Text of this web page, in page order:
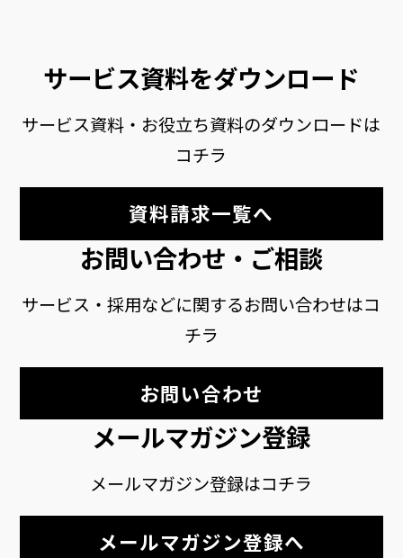
サービス資料をダウンロード
サービス資料・お役立ち資料のダウンロードは
コチラ
資料請求一覧へ
お問い合わせ・ご相談
サービス・採用などに関するお問い合わせはコ
チラ
お問い合わせ
メールマガジン登録
メールマガジン登録はコチラ
メールマガジン登録へ